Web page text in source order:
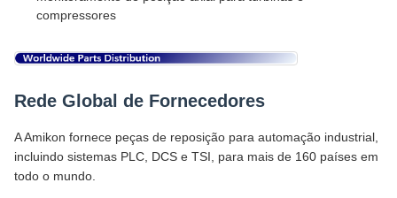
compressores
Rede Global de Fornecedores
A Amikon fornece peças de reposição para automação industrial,
incluindo sistemas PLC, DCS e TSI, para mais de 160 países em
todo o mundo.